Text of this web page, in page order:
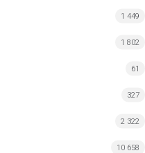
1 449
1 802
61
327
2 322
10 658